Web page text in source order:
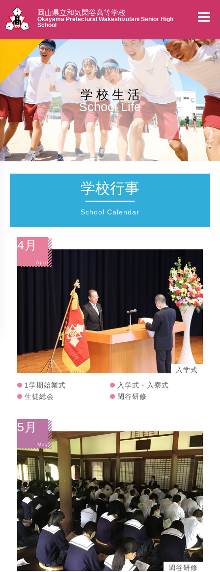
岡山県立和気閑谷高等学校
Okayama Prefectural Wakeshizutani Senior High
School
学 校 生 活
School Life
学校行事
School Calendar
4月
April
入学式
1学期始業式
入学式・入寮式
生徒総会
閑谷研修
5月
May
閑谷研修